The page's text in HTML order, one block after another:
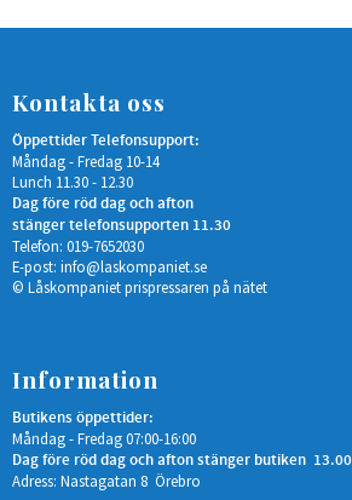
Kontakta oss
Öppettider Telefonsupport:
Måndag - Fredag 10-14
Lunch 11.30 - 12.30
Dag före röd dag och afton
stänger telefonsupporten 11.30
Telefon: 019-7652030
E-post: info@laskompaniet.se
© Låskompaniet prispressaren på nätet
Information
Butikens öppettider:
Måndag - Fredag 07:00-16:00
Dag före röd dag och afton stänger butiken 13.00
Adress: Nastagatan 8 Örebro